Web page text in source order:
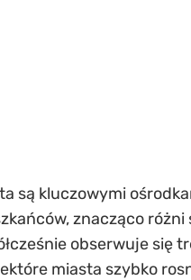
są kluczowymi
znacząco
obserwuje się
miasta szybko